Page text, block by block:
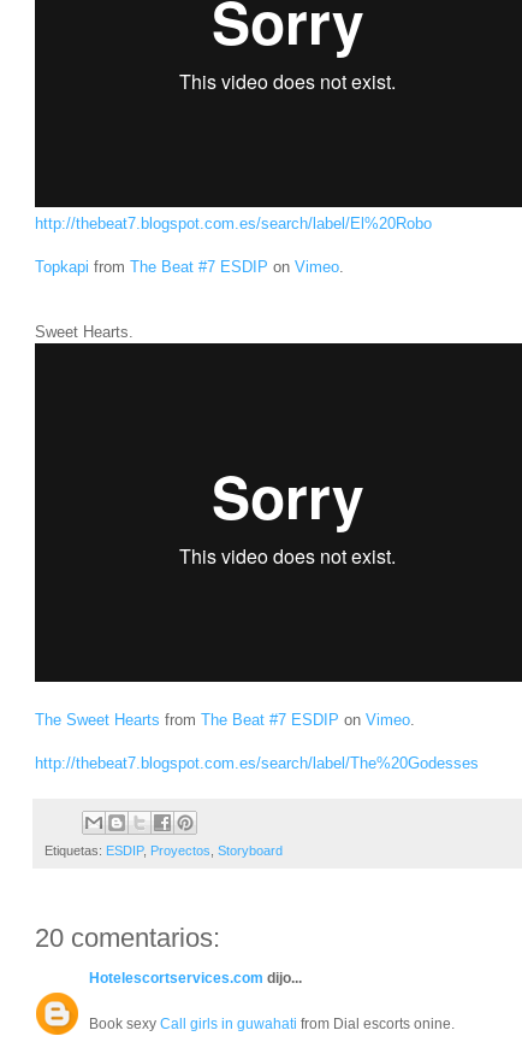
http://thebeat7.blogspot.com.es/search/label/El%20Robo
Topkapi from The Beat #7 ESDIP on Vimeo.
Sweet Hearts.
The Sweet Hearts from The Beat #7 ESDIP on Vimeo.
http://thebeat7.blogspot.com.es/search/label/The%20Godesses
Etiquetas: ESDIP, Proyectos, Storyboard
20 comentarios:
Hotelescortservices.com dijo...
Book sexy Call girls in guwahati from Dial escorts onine.